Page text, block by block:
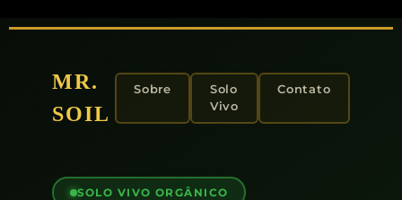
MR.
SOIL
Sobre
Solo
Vivo
Contato
SOLO VIVO ORGÂNICO